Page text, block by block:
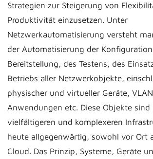
Strategien zur Steigerung von
Produktivität einzusetzen. Unter
Netzwerkautomatisierung versteht
der Automatisierung der
Bereitstellung, des Testens, des
Betriebs aller Netzwerkobjekte,
physischer und virtueller Geräte,
Anwendungen etc. Diese Objekte
vielfältigeren und komplexeren
heute allgegenwärtig, sowohl vor Ort
Cloud. Das Prinzip, Systeme, Geräte